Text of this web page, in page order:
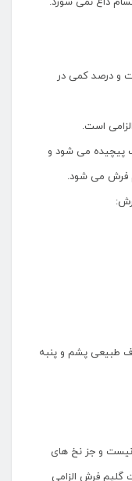
و درصد کمی در
است.
پیچیده می شود و
فرش می شود.
طبیعی پشم و پنبه
نیست و جز نخ های
گلیم فرش الزامی